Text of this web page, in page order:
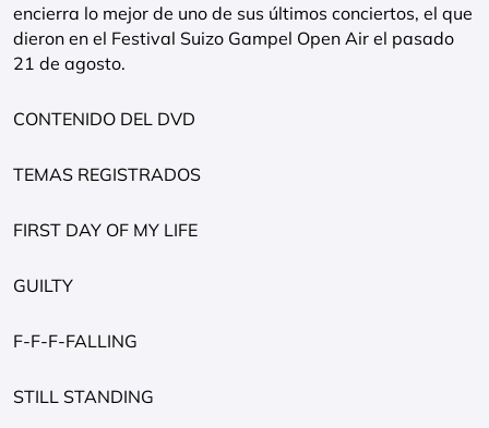
encierra lo mejor de uno de sus últimos conciertos, el que
dieron en el Festival Suizo Gampel Open Air el pasado
21 de agosto.
CONTENIDO DEL DVD
TEMAS REGISTRADOS
FIRST DAY OF MY LIFE
GUILTY
F-F-F-FALLING
STILL STANDING